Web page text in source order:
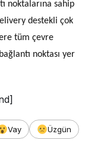
noktalarına sahip
destekli çok
tüm çevre
noktası yer
Vay
Üzgün